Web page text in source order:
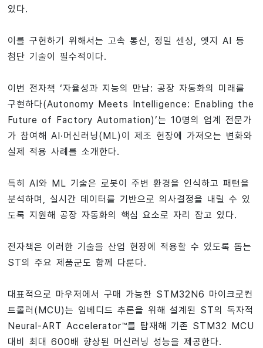
있다.
이를 구현하기 위해서는 고속 통신, 정밀 센싱, 엣지 AI 등
첨단 기술이 필수적이다.
이번 전자책 ‘자율성과 지능의 만남: 공장 자동화의 미래를
구현하다(Autonomy Meets Intelligence: Enabling the
Future of Factory Automation)’는 10명의 업계 전문가
가 참여해 AI·머신러닝(ML)이 제조 현장에 가져오는 변화와
실제 적용 사례를 소개한다.
특히 AI와 ML 기술은 로봇이 주변 환경을 인식하고 패턴을
분석하며, 실시간 데이터를 기반으로 의사결정을 내릴 수 있
도록 지원해 공장 자동화의 핵심 요소로 자리 잡고 있다.
전자책은 이러한 기술을 산업 현장에 적용할 수 있도록 돕는
ST의 주요 제품군도 함께 다룬다.
대표적으로 마우저에서 구매 가능한 STM32N6 마이크로컨
트롤러(MCU)는 임베디드 추론을 위해 설계된 ST의 독자적
Neural-ART Accelerator™를 탑재해 기존 STM32 MCU
대비 최대 600배 향상된 머신러닝 성능을 제공한다.